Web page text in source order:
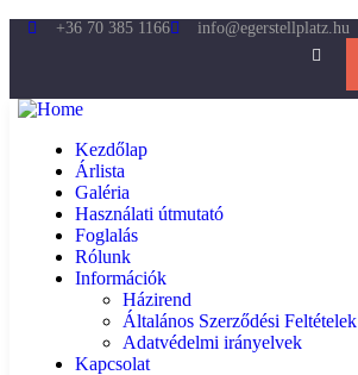
+36 70 385 1166 info@egerstellplatz.hu
Kezdőlap
Árlista
Galéria
Használati útmutató
Foglalás
Rólunk
Információk
Házirend
Általános Szerződési Feltételek
Adatvédelmi irányelvek
Kapcsolat